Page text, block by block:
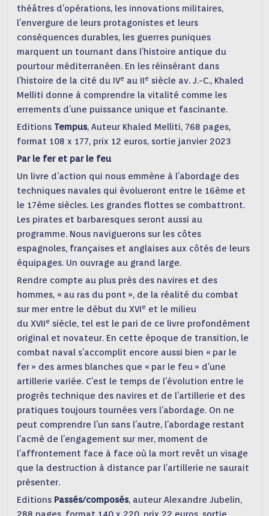
théâtres d’opérations, les innovations militaires,
l’envergure de leurs protagonistes et leurs
conséquences durables, les guerres puniques
marquent un tournant dans l’histoire antique du
pourtour méditerranéen. En les réinsérant dans
l’histoire de la cité du IVe au IIe siècle av. J.-C., Khaled
Melliti donne à comprendre la vitalité comme les
errements d’une puissance unique et fascinante.
Editions Tempus, Auteur Khaled Melliti, 768 pages,
format 108 x 177, prix 12 euros, sortie janvier 2023
Par le fer et par le feu
Un livre d’action qui nous emmène à l’abordage des
techniques navales qui évolueront entre le 16ème et
le 17ème siècles. Les grandes flottes se combattront.
Les pirates et barbaresques seront aussi au
programme. Nous naviguerons sur les côtes
espagnoles, françaises et anglaises aux côtés de leurs
équipages. Un ouvrage au grand large.
Rendre compte au plus près des navires et des
hommes, « au ras du pont », de la réalité du combat
sur mer entre le début du XVIe et le milieu
du XVIIe siècle, tel est le pari de ce livre profondément
original et novateur. En cette époque de transition, le
combat naval s’accomplit encore aussi bien « par le
fer » des armes blanches que « par le feu » d’une
artillerie variée. C’est le temps de l’évolution entre le
progrès technique des navires et de l’artillerie et des
pratiques toujours tournées vers l’abordage. On ne
peut comprendre l’un sans l’autre, l’abordage restant
l’acmé de l’engagement sur mer, moment de
l’affrontement face à face où la mort revêt un visage
que la destruction à distance par l’artillerie ne saurait
présenter.
Editions Passés/composés, auteur Alexandre Jubelin,